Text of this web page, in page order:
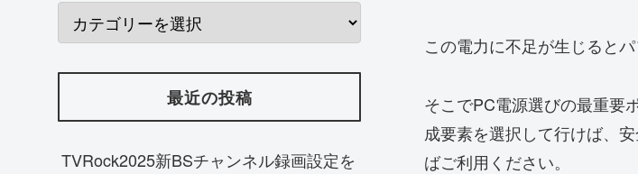
この電力に不足が生じると
そこでPC電源選びの最重要
成要素を選択して行けば、
ばご利用ください。
最近の投稿
TVRock2025新BSチャンネル録画設定を